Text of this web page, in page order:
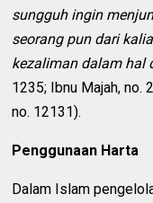
sungguh ingin
seorang pun dari
kezaliman dalam hal
1235; Ibnu Majah, no.
no. 12131).
Penggunaan Harta
Dalam Islam